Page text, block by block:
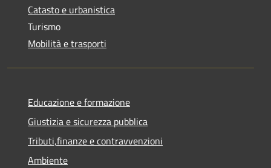
Catasto e urbanistica
Turismo
Mobilità e trasporti
Educazione e formazione
Giustizia e sicurezza pubblica
Tributi,finanze e contravvenzioni
Ambiente